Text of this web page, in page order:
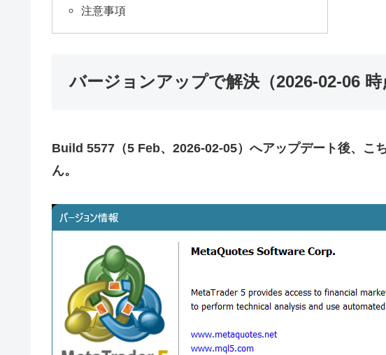
注意事項
バージョンアップで解決（2026-02-06 時
Build 5577（5 Feb、2026-02-05）へアップデート後、こ
ん。